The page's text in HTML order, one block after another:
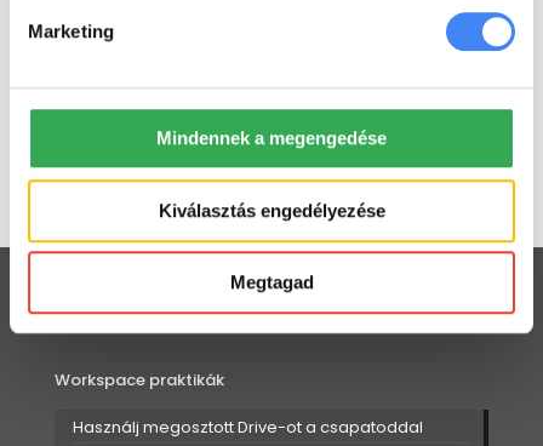
Marketing
Mindennek a megengedése
Kiválasztás engedélyezése
Megtagad
Please prove you are human by selecting the cup.
Workspace praktikák
Használj megosztott Drive-ot a csapatoddal